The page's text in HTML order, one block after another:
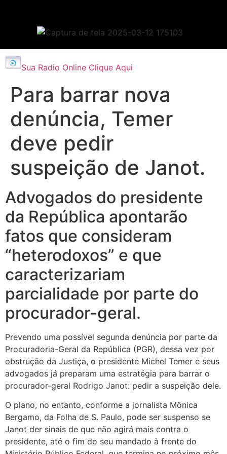
Sua Radio Online Clique Aqui
Para barrar nova
denúncia, Temer
deve pedir
suspeição de Janot.
Advogados do presidente
da República apontarão
fatos que consideram
“heterodoxos” e que
caracterizariam
parcialidade por parte do
procurador-geral.
Prevendo uma possível segunda denúncia por parte da
Procuradoria-Geral da República (PGR), dessa vez por
obstrução da Justiça, o presidente Michel Temer e seus
advogados já preparam uma estratégia para barrar o
procurador-geral Rodrigo Janot: pedir a suspeição dele.
O plano, no entanto, conforme a jornalista Mônica
Bergamo, da Folha de S. Paulo, pode ser suspenso se
Janot der sinais de que não agirá mais contra o
presidente, até o fim do seu mandado à frente do